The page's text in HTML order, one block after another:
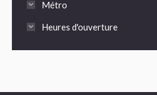
Métro
Heures d'ouverture